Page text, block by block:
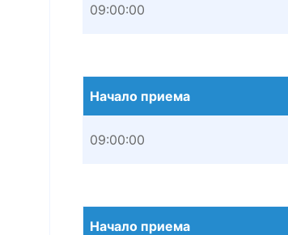
09:00:00
Начало приема
09:00:00
Начало приема